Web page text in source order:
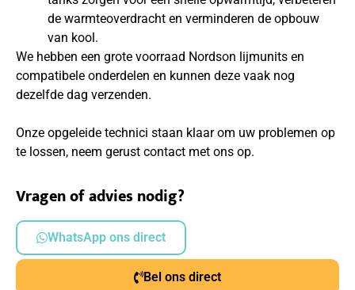
de warmteoverdracht en verminderen de opbouw
van kool.
We hebben een grote voorraad Nordson lijmunits en
compatibele onderdelen en kunnen deze vaak nog
dezelfde dag verzenden.
Onze opgeleide technici staan klaar om uw problemen op
te lossen, neem gerust contact met ons op.
Vragen of advies nodig?
WhatsApp ons direct
Bel ons direct